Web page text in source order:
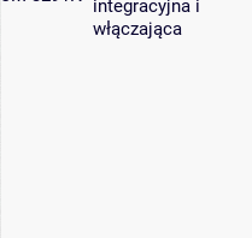
integracyjna i
włączająca